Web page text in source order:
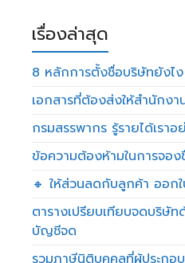
เรื่องล่าสุด
8 หลักการตั้งชื่อบริษัทยังไ
เอกสารที่ต้องส่งให้สำนักง
กรมสรรพากร รู้รายได้เราอ
ข้อความต้องห้ามในการจอ
🔸 ให้ส่วนลดกับลูกค้า ออก
ตารางเปรียบเทียบจดบริษั
บัญชีจด
รวมภาษีนิติบุคคลที่ผู้ประกอ